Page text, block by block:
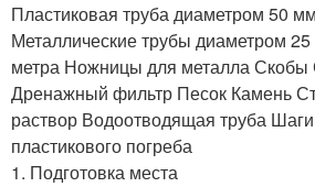
Пластиковая труба диаметром 50
Металлические трубы диаметром
метра Ножницы для металла Скобы
Дренажный фильтр Песок Камень
раствор Водоотводящая труба Шаги
пластикового погреба
1. Подготовка места